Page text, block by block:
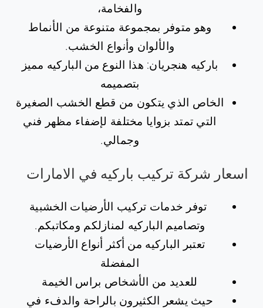
والفخامة،
وهو متوفر بمجموعة متنوعة من الأنماط
والألوان وأنواع الخشب.
باركيه هنجريان: هذا النوع من الباركيه مميز
بتصميمه
الخاص الذي يتكون من قطع الخشب الصغيرة
التي تمتد بزوايا مختلفة لإضفاء مظهر فني
وجمالي.
اسعار شركة تركيب باركيه في الامارات
توفر خدمات تركيب الأرضيات الخشبية
وتصاميم الباركيه لمنازلكم ومكاتبكم.
تعتبر الباركيه من أكثر أنواع الأرضيات
المفضلة
للعديد من الأشخاص براس الخيمة
حيث يشعر الكثيرون بالراحة والدفء في